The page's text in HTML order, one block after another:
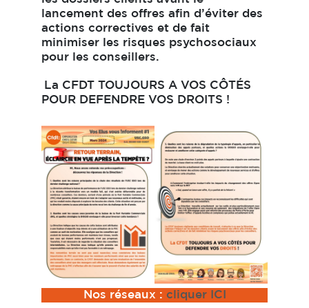
lancement des offres afin d’éviter des
actions correctives et de fait
minimiser les risques psychosociaux
pour les conseillers.
La C F DT
TOUJOURS A VOS CÔTÉS
POUR DEFENDRE VOS DROITS !
Nos réseaux : cliquer ICI